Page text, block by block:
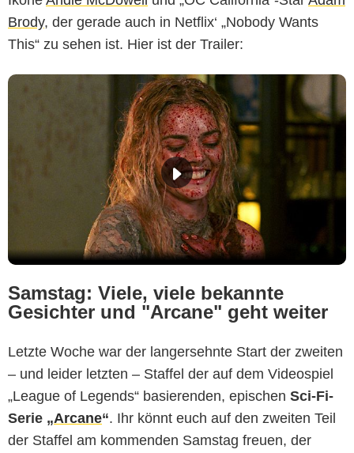
Brody, der gerade auch in Netflix‘ „Nobody Wants
This“ zu sehen ist. Hier ist der Trailer:
Samstag: Viele, viele bekannte
Gesichter und "Arcane" geht weiter
Letzte Woche war der langersehnte Start der zweiten
– und leider letzten – Staffel der auf dem Videospiel
„League of Legends“ basierenden, epischen Sci-Fi-
Serie „Arcane“. Ihr könnt euch auf den zweiten Teil
der Staffel am kommenden Samstag freuen, der